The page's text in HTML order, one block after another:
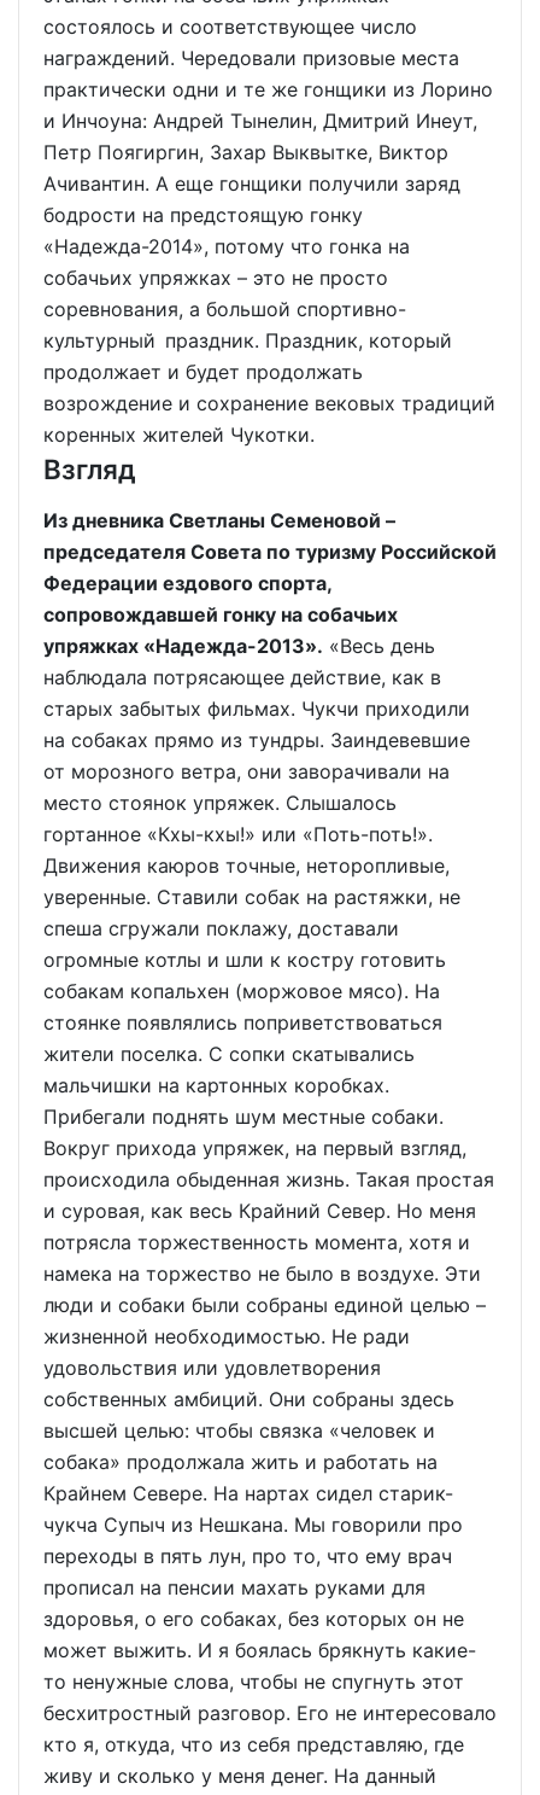
состоялось и соответствующее число
награждений. Чередовали призовые места
практически одни и те же гонщики из Лорино
и Инчоуна: Андрей Тынелин, Дмитрий Инеут,
Петр Поягиргин, Захар Выквытке, Виктор
Ачивантин. А еще гонщики получили заряд
бодрости на предстоящую гонку
«Надежда-2014», потому что гонка на
собачьих упряжках – это не просто
соревнования, а большой спортивно-
культурный праздник. Праздник, который
продолжает и будет продолжать
возрождение и сохранение вековых традиций
коренных жителей Чукотки.
Взгляд
Из дневника Светланы Семеновой –
председателя Совета по туризму Российской
Федерации ездового спорта,
сопровождавшей гонку на собачьих
упряжках «Надежда-2013». «Весь день
наблюдала потрясающее действие, как в
старых забытых фильмах. Чукчи приходили
на собаках прямо из тундры. Заиндевевшие
от морозного ветра, они заворачивали на
место стоянок упряжек. Слышалось
гортанное «Кхы-кхы!» или «Поть-поть!».
Движения каюров точные, неторопливые,
уверенные. Ставили собак на растяжки, не
спеша сгружали поклажу, доставали
огромные котлы и шли к костру готовить
собакам копальхен (моржовое мясо). На
стоянке появлялись поприветствоваться
жители поселка. С сопки скатывались
мальчишки на картонных коробках.
Прибегали поднять шум местные собаки.
Вокруг прихода упряжек, на первый взгляд,
происходила обыденная жизнь. Такая простая
и суровая, как весь Крайний Север. Но меня
потрясла торжественность момента, хотя и
намека на торжество не было в воздухе. Эти
люди и собаки были собраны единой целью –
жизненной необходимостью. Не ради
удовольствия или удовлетворения
собственных амбиций. Они собраны здесь
высшей целью: чтобы связка «человек и
собака» продолжала жить и работать на
Крайнем Севере. На нартах сидел старик-
чукча Супыч из Нешкана. Мы говорили про
переходы в пять лун, про то, что ему врач
прописал на пенсии махать руками для
здоровья, о его собаках, без которых он не
может выжить. И я боялась брякнуть какие-
то ненужные слова, чтобы не спугнуть этот
бесхитростный разговор. Его не интересовало
кто я, откуда, что из себя представляю, где
живу и сколько у меня денег. На данный